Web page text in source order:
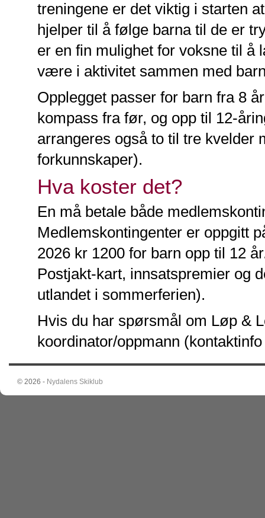
treningene er det viktig i starten
hjelper til å følge barna til de er
er en fin mulighet for voksne til
være i aktivitet sammen med
Opplegget passer for barn fra 8
kompass fra før, og opp til 12-
arrangeres også to til tre kvelder
forkunnskaper).
Hva koster det?
En må betale både
Medlemskontingenter er oppgitt
2026 kr 1200 for barn opp til 12
Postjakt-kart, innsatspremier og
utlandet i sommerferien).
Hvis du har spørsmål om Løp &
koordinator/oppmann
© 2026 - Nydalens Skiklub